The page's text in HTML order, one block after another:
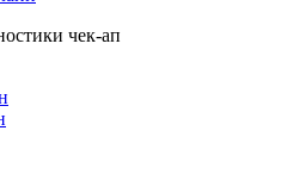
чек-ап